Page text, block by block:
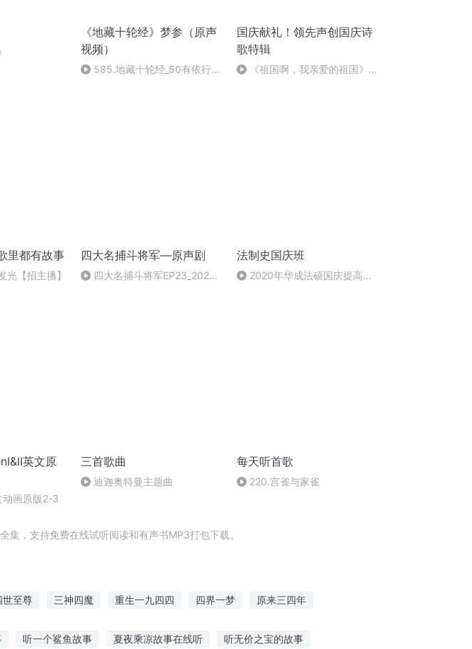
《地藏十轮经》梦参（原声
视频）
585.地藏十轮经_50有依行品
国庆献礼！领先声创国庆诗
歌特辑
《祖国啊，我亲爱的祖国》温
里都有故事
光【招主播】
四大名捕斗将军—原声剧
四大名捕斗将军EP23_2026-
法制史国庆班
2020年华成法硕国庆提高班
英文原
动画原版2-3
三首歌曲
迪迦奥特曼主题曲
每天听首歌
220.宫雀与家雀
，支持免费在线试听阅读和有声书MP3打包下载。
世至尊 三神四魔 重生一九四四 四界一梦 原来三四年
听一个鲨鱼故事 夏夜乘凉故事在线听 听无价之宝的故事